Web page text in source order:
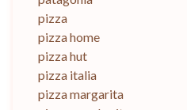
pizza
pizza home
pizza hut
pizza italia
pizza margarita